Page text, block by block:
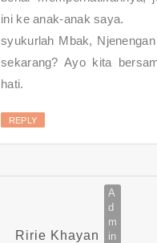
ini ke anak-anak saya.
syukurlah Mbak,
sekarang? Ayo kita
hati.
REPLY
Ririe Khayan